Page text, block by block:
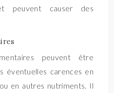
peuvent causer des
peuvent être
éventuelles carences en
en autres nutriments. Il